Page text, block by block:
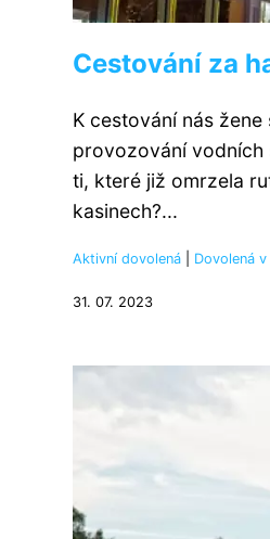
Cestování za
K cestování nás
provozování vodních
ti, které již omrzela
kasinech?...
Aktivní dovolená Dovolená v
31. 07. 2023